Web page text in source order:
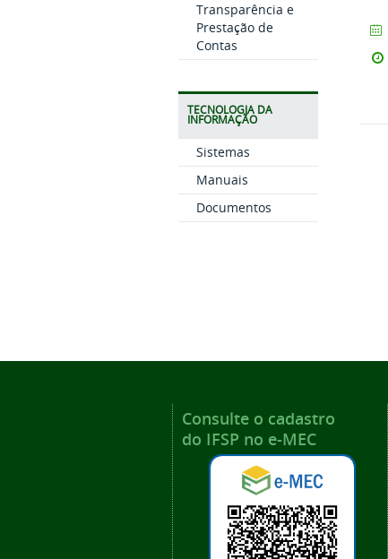
Transparência e
Prestação de
Contas
TECNOLOGIA DA
INFORMAÇÃO
Sistemas
Manuais
Documentos
Consulte o cadastro
do IFSP no e-MEC